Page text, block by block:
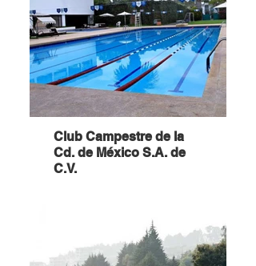
Club Campestre de la
Cd. de México S.A. de
C.V.